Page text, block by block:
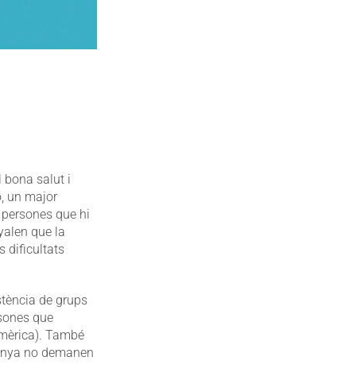
bona salut i
un major
que hi
que la
dificultats
de grups
que
També
no demanen